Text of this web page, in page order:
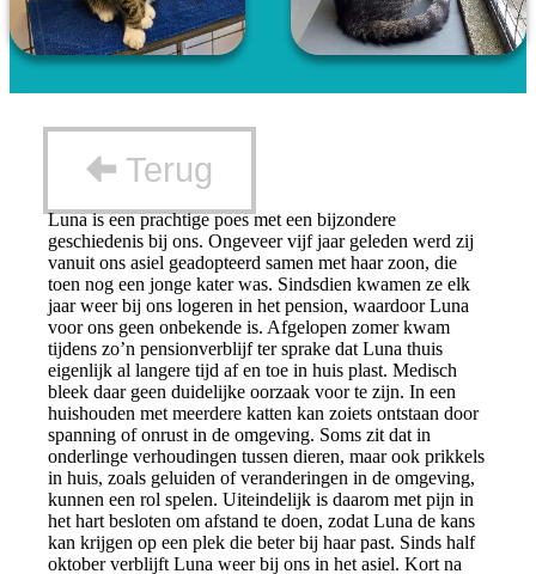
Terug
Luna is een prachtige poes met een bijzondere
geschiedenis bij ons. Ongeveer vijf jaar geleden werd zij
vanuit ons asiel geadopteerd samen met haar zoon, die
toen nog een jonge kater was. Sindsdien kwamen ze elk
jaar weer bij ons logeren in het pension, waardoor Luna
voor ons geen onbekende is. Afgelopen zomer kwam
tijdens zo’n pensionverblijf ter sprake dat Luna thuis
eigenlijk al langere tijd af en toe in huis plast. Medisch
bleek daar geen duidelijke oorzaak voor te zijn. In een
huishouden met meerdere katten kan zoiets ontstaan door
spanning of onrust in de omgeving. Soms zit dat in
onderlinge verhoudingen tussen dieren, maar ook prikkels
in huis, zoals geluiden of veranderingen in de omgeving,
kunnen een rol spelen. Uiteindelijk is daarom met pijn in
het hart besloten om afstand te doen, zodat Luna de kans
kan krijgen op een plek die beter bij haar past. Sinds half
oktober verblijft Luna weer bij ons in het asiel. Kort na